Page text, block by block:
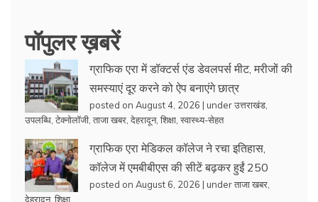
पॉपुलर ख़बरें
ग्राफिक एरा में डॉक्टर्स एंड डेवलपर्स मीट, मरीजों की
समस्याएं दूर करने को ऐप बनाएंगे छात्र
posted on August 4, 2026 | underउत्तराखंड
उपलब्धि टेक्नोलॉजी ताजा खबर देहरादून, शिक्षा स्वास्थ्य-सेहत
ग्राफिक एरा मेडिकल कॉलेज ने रचा इतिहास,
कॉलेज में एमबीबीएस की सीटें बढ़कर हुईं 250
posted on August 6, 2026 | underताजा खबर
देहरादून, शिक्षा